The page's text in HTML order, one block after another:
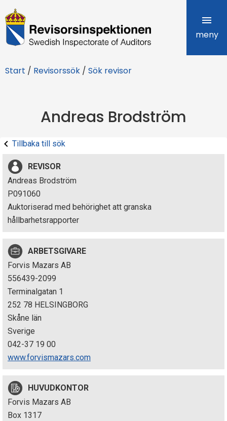
R
e
i
r
s
i
n
s
p
e
k
t
i
o
n
e
n
meny
Start / Revisorssök / Sök revisor
Andreas Brodström
Tillbaka till sök
REVISOR
Andreas Brodström
P091060
Auktoriserad med behörighet att granska
hållbarhetsrapporter
ARBETSGIVARE
Forvis Mazars AB
556439-2099
Terminalgatan 1
252 78 HELSINGBORG
Skåne län
Sverige
042-37 19 00
www.forvismazars.com
HUVUDKONTOR
Forvis Mazars AB
Box 1317